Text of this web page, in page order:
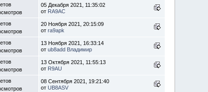
05 Декабря 2021, 11:35:02
от RA9AC
20 Ноября 2021, 20:15:09
отra9apk
13 Ноября 2021, 16:33:14
отub8add Владимир
13 Октября 2021, 11:55:13
от R9AU
08 Сентября 2021, 19:21:40
отUB8ASV